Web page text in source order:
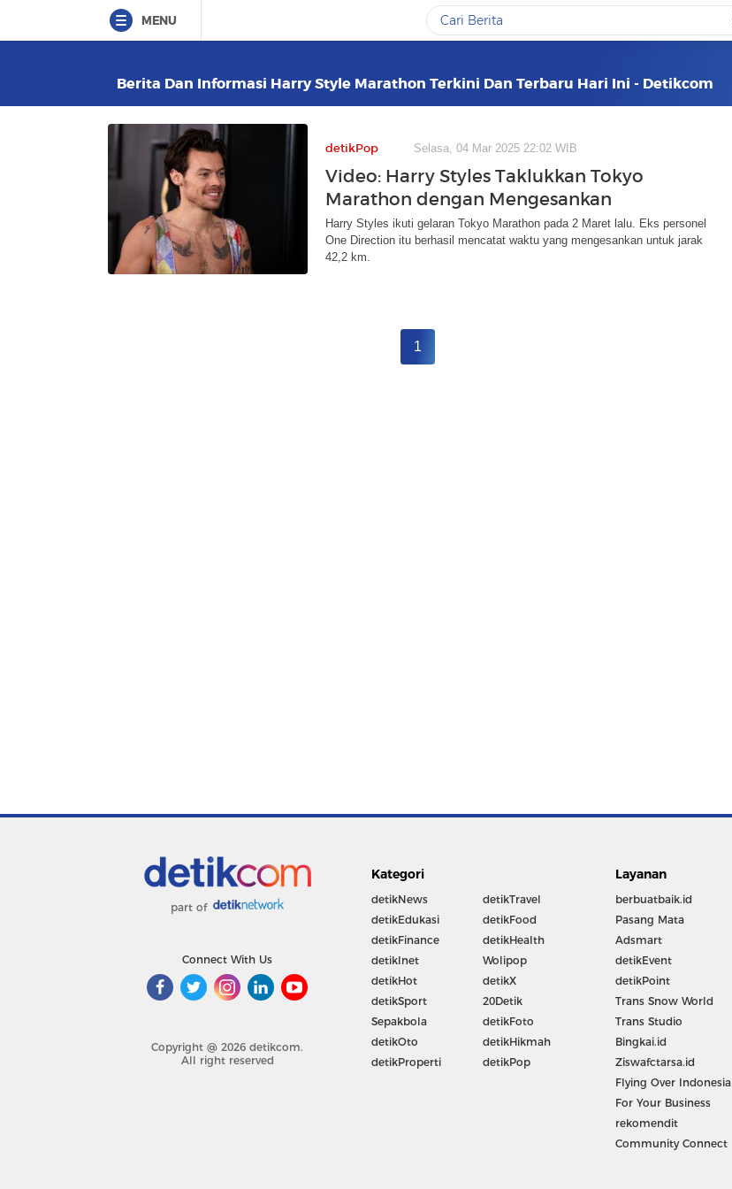
MENU
Berita Dan Informasi Harry Style Marathon Terkini Dan Terbaru Hari Ini - Detikcom
detikPop Selasa, 04 Mar 2025 22:02 WIB
Video: Harry Styles Taklukkan Tokyo
Marathon dengan Mengesankan
Harry Styles ikuti gelaran Tokyo Marathon pada 2 Maret lalu. Eks personel
One Direction itu berhasil mencatat waktu yang mengesankan untuk jarak
42,2 km.
1
part of
Connect With Us
Copyright @ 2026 detikcom.
All right reserved
Kategori
detikNews
detikEdukasi
detikFinance
detikInet
detikHot
detikSport
Sepakbola
detikOto
detikProperti
detikTravel
detikFood
detikHealth
Wolipop
detikX
20Detik
detikFoto
detikHikmah
detikPop
Layanan
berbuatbaik.id
Pasang Mata
Adsmart
detikEvent
detikPoint
Trans Snow World
Trans Studio
Bingkai.id
Ziswafctarsa.id
Flying Over Indonesia
For Your Business
rekomendit
Community Connect